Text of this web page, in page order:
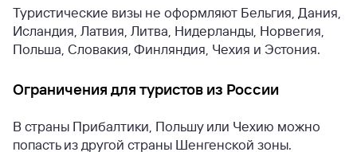
Туристические визы не оформляют Бельгия, Дания,
Исландия, Латвия, Литва, Нидерланды, Норвегия,
Польша, Словакия, Финляндия, Чехия и Эстония.
Ограничения для туристов из России
В страны Прибалтики, Польшу или Чехию можно
попасть из другой страны Шенгенской зоны.